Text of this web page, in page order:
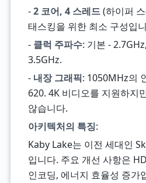
-2 코어, 4 스레드(하이퍼
태스킹을 위한 최소 구성입
- 클럭 주파수: 기본 -
3.5GHz.
- 내장 그래픽: 1050MHz의
620. 4K 비디오를 지원하지
않습니다.
아키텍처의 특징:
Kaby Lake는 이전 세대인
입니다. 주요 개선 사항은
인코딩, 에너지 효율성 증가